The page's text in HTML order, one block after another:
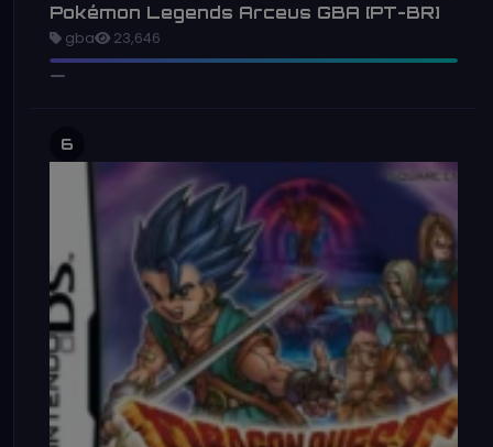
Pokémon Legends Arceus GBA [PT-BR]
gba 23,646
6